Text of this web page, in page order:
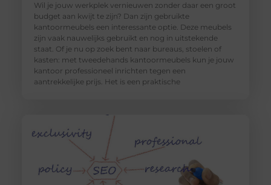
Wil je jouw werkplek vernieuwen zonder daar een groot
budget aan kwijt te zijn? Dan zijn gebruikte
kantoormeubels een interessante optie. Deze meubels
zijn vaak nauwelijks gebruikt en nog in uitstekende
staat. Of je nu op zoek bent naar bureaus, stoelen of
kasten: met tweedehands kantoormeubels kun je jouw
kantoor professioneel inrichten tegen een
aantrekkelijke prijs. Het is een praktische